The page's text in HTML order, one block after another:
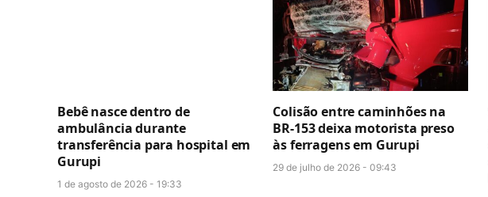
Bebê nasce dentro de
ambulância durante
transferência para hospital em
Gurupi
1 de agosto de 2026 - 19:33
Colisão entre caminhões na
BR-153 deixa motorista preso
às ferragens em Gurupi
29 de julho de 2026 - 09:43